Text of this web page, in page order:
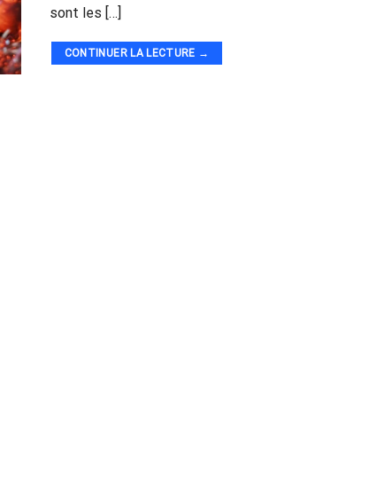
sont les […]
CONTINUER LA LECTURE →